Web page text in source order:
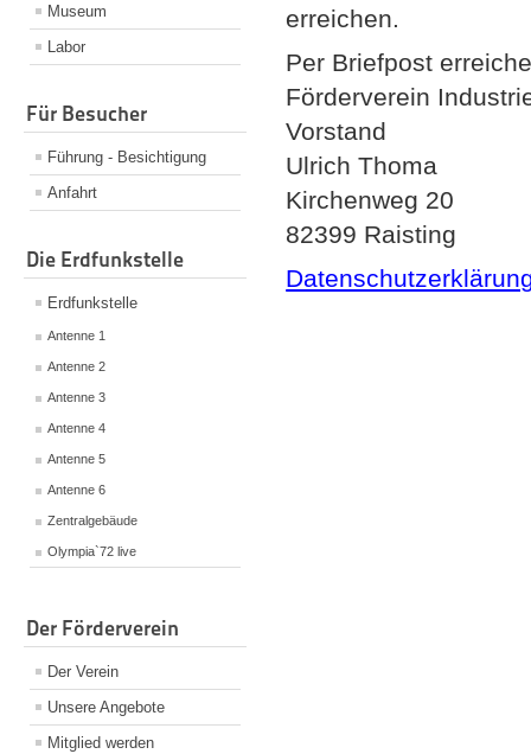
Museum
Labor
Für Besucher
Führung - Besichtigung
Anfahrt
Die Erdfunkstelle
Erdfunkstelle
Antenne 1
Antenne 2
Antenne 3
Antenne 4
Antenne 5
Antenne 6
Zentralgebäude
Olympia`72 live
Der Förderverein
Der Verein
Unsere Angebote
Mitglied werden
erreichen.
Per Briefpost
Förderverein
Vorstand
Ulrich Thoma
Kirchenweg 20
82399 Raisting